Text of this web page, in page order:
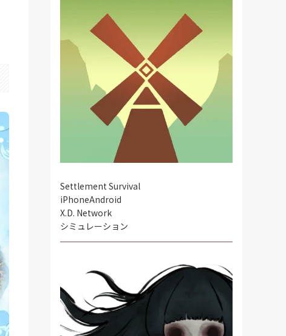
Settlement Survival
iPhoneAndroid
X.D. Network
シミュレーション